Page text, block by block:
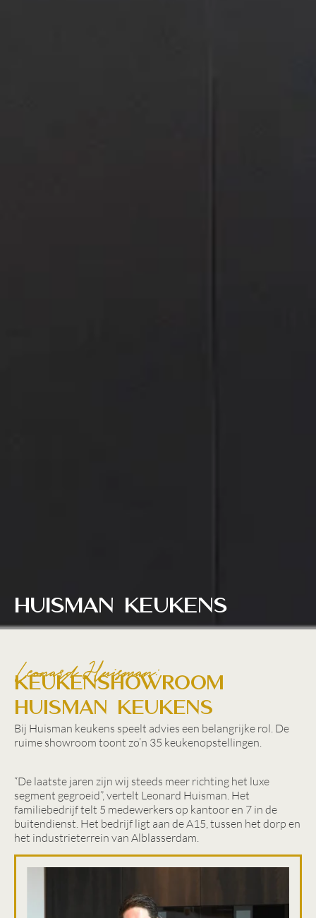
Huisman Keukens
Leonard Huisman:
Keukenshowroom
Huisman Keukens
Bij Huisman keukens speelt advies een belangrijke rol. De
ruime showroom toont zo’n 35 keukenopstellingen.
“De laatste jaren zijn wij steeds meer richting het luxe
segment gegroeid”, vertelt Leonard Huisman. Het
familiebedrijf telt 5 medewerkers op kantoor en 7 in de
buitendienst. Het bedrijf ligt aan de A15, tussen het dorp en
het industrieterrein van Alblasserdam.